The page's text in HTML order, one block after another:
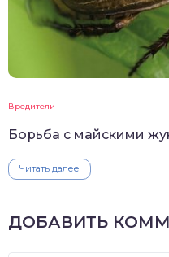
Вредители
Борьба с майскими
Читать далее
ДОБАВИТЬ